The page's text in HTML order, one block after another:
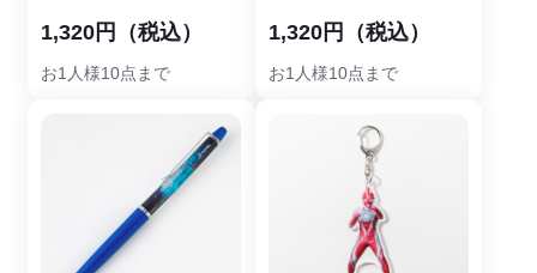
1,320円（税込）
お1人様10点まで
1,320円（税込）
お1人様10点まで